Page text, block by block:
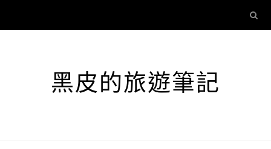
黑皮的旅遊筆記